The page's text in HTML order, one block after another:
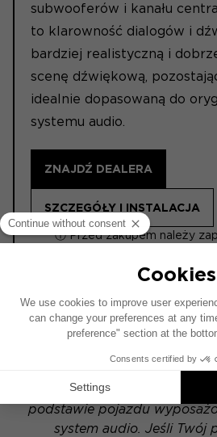
subwooferów i kanału
to klarowność dialogów i
bardziej realistyczną i
scenę dźwiękową,
idealnie dopasowaną do
systemu audio.
ZNAJDŹ DEALERA
SZCZEGÓŁY I INSTALACJA
ⓘ Przed zakupem należy
ACTIVE 6.2
Schemat instalacji został
podstawie pojazdu
system audio. Jeśli Twój